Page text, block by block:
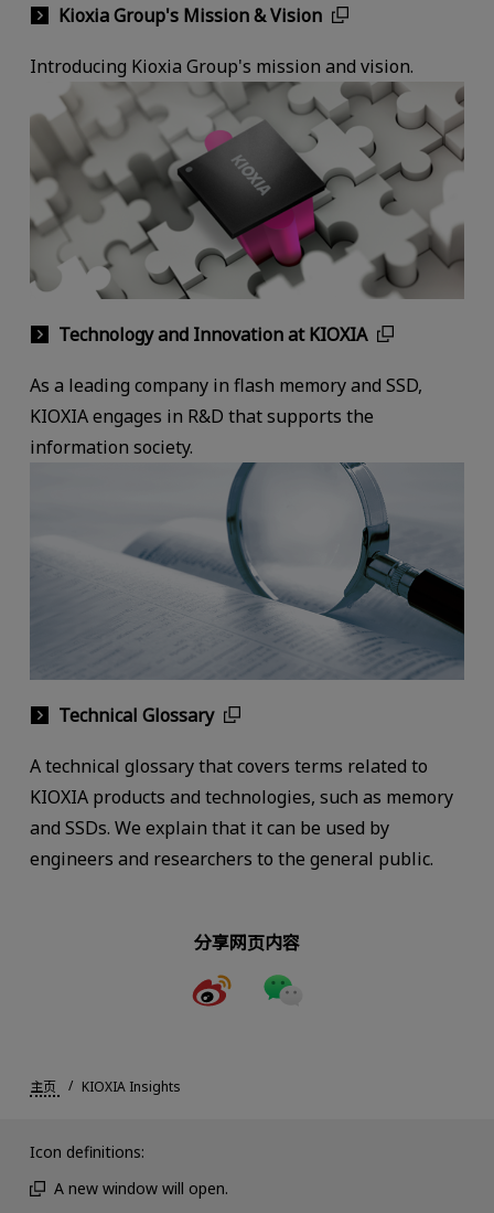
Kioxia Group's Mission & Vision
Introducing Kioxia Group's mission and vision.
Technology and Innovation at KIOXIA
As a leading company in flash memory and SSD,
KIOXIA engages in R&D that supports the
information society.
Technical Glossary
A technical glossary that covers terms related to
KIOXIA products and technologies, such as memory
and SSDs. We explain that it can be used by
engineers and researchers to the general public.
分享网页内容
主页 KIOXIA Insights
Icon definitions:
A new window will open.